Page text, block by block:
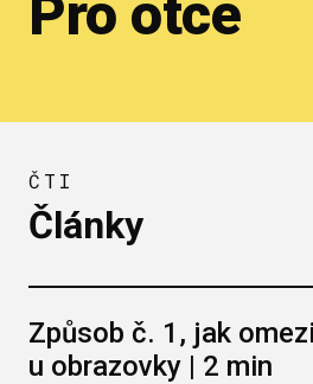
Pro otce
ČTI
Články
Způsob č. 1, jak
u obrazovky | 2 min